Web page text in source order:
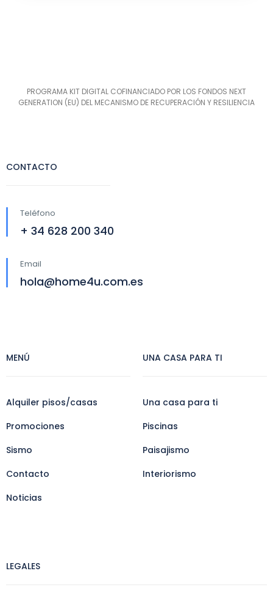
PROGRAMA KIT DIGITAL COFINANCIADO POR LOS FONDOS NEXT
GENERATION (EU) DEL MECANISMO DE RECUPERACIÓN Y RESILIENCIA
CONTACTO
Teléfono
+ 34 628 200 340
Email
hola@home4u.com.es
MENÚ
Alquiler pisos/casas
Promociones
Sismo
Contacto
Noticias
UNA CASA PARA TI
Una casa para ti
Piscinas
Paisajismo
Interiorismo
LEGALES